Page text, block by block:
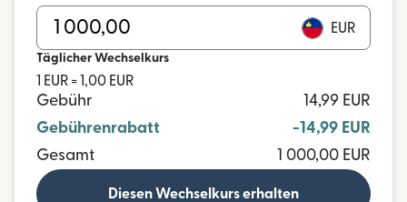
EUR
Täglicher Wechselkurs
1 EUR = 1,00 EUR
Gebühr
14,99 EUR
Gebührenrabatt
-14,99 EUR
Gesamt
1 000,00 EUR
Diesen Wechselkurs erhalten